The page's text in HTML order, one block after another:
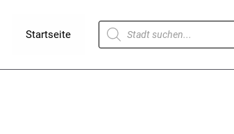
Startseite
Products
search